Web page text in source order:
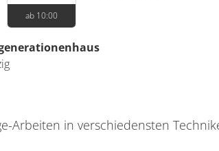
ab 10:00
Arbeiten in verschiedensten